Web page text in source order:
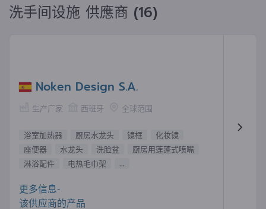
洗手间设施 供應商 (16)
Noken Design S.A.
生产厂家 西班牙 全球范围
浴室加热器 厨房水龙头 镜框
化妆镜
座便器
水龙头 洗脸盆
厨房用莲蓬式喷嘴
淋浴配件
电热毛巾架 ...
更多信息-
该供应商的产品